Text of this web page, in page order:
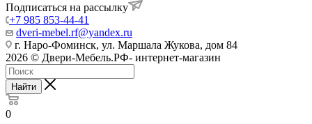
Подписаться на рассылку
+7 985 853-44-41
dveri-mebel.rf@yandex.ru
г. Наро-Фоминск, ул. Маршала Жукова, дом 84
2026 © Двери-Мебель.РФ- интернет-магазин
Найти
0